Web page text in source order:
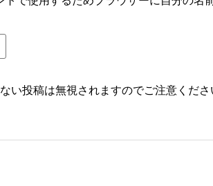
い投稿は無視されますのでご注意くださ